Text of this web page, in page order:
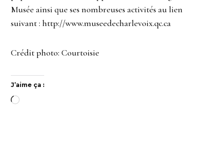
Musée ainsi que ses nombreuses activités au lien
suivant : http://www.museedecharlevoix.qc.ca
Crédit photo: Courtoisie
J’aime ça :
Chargement…